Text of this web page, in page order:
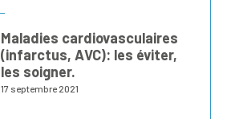
Maladies cardiovasculaires
(infarctus, AVC): les éviter,
les soigner.
17 septembre 2021